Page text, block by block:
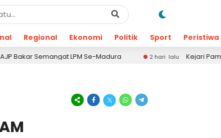
Regional Ekonomi Politik Sport Peristiwa
LPM Se-Madura 2 hari lalu Kejari Pamekasan